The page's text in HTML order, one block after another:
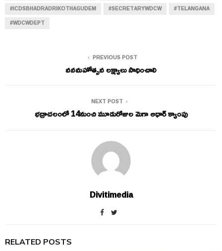
#ICDSBHADRADRIKOTHAGUDEM
#SECRETARYWDCW
#TELANGANA
#WDCWDEPT
PREVIOUS POST
వనమహోత్సవ లక్ష్యాలు సాధించాలి
NEXT POST
భద్రాచలంలో 14నుంచి మూడురోజుల మెగా ఆధార్ క్యాంపు
Divitimedia
RELATED POSTS